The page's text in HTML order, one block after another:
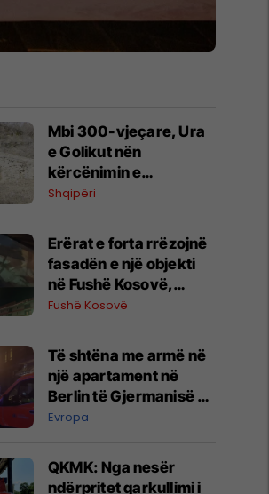
Mbi 300-vjeçare, Ura
e Golikut nën
kërcënimin e
gërmuesve të floririt
Shqipëri
Erërat e forta rrëzojnë
fasadën e një objekti
në Fushë Kosovë,
lëndohet një person
Fushë Kosovë
Të shtëna me armë në
një apartament në
Berlin të Gjermanisë -
pesë të plagosur, dy
rëndë
Evropa
QKMK: Nga nesër
ndërpritet qarkullimi i